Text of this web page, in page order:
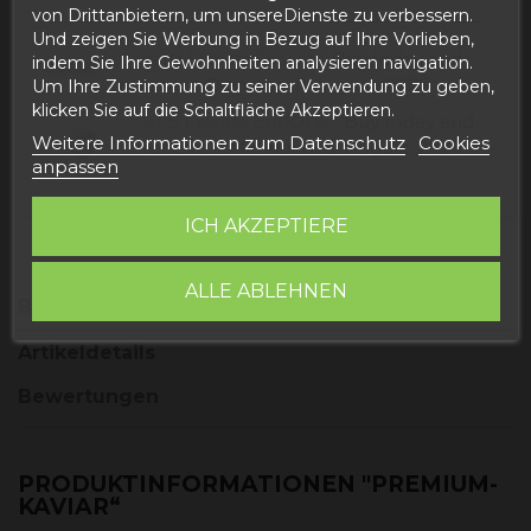
Correos Express España -Buy today and
receive it Dienstag, 11 August, 2026
UPS Express EUROPA -Buy today
receive it Mittwoch, 12 August, 2026
PRODUKTINFORMATIONEN "PREMIUM-
KAVIAR“
von Drittanbietern, um unsereDienste zu verbessern.
Und zeigen Sie Werbung in Bezug auf Ihre Vorlieben,
indem Sie Ihre Gewohnheiten analysieren navigation.
Um Ihre Zustimmung zu seiner Verwendung zu geben,
klicken Sie auf die Schaltfläche Akzeptieren.
Weitere Informationen zum Datenschutz
Cookies
anpassen
ALLE ABLEHNEN
ICH AKZEPTIERE